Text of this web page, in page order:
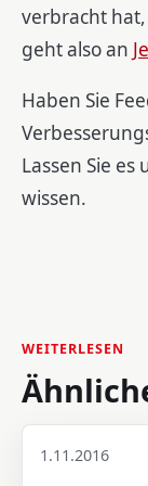
verbracht
geht also an
Haben Sie
Lassen Sie
wissen.
WEITERLESEN
1.11.2016